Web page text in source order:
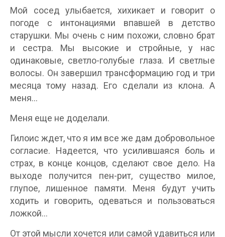
Мой сосед улыбается, хихикает и говорит о
погоде с интонациями впавшей в детство
старушки. Мы очень с ним похожи, словно брат
и сестра. Мы высокие и стройные, у нас
одинаковые, светло-голубые глаза. И светлые
волосы. Он завершил трансформацию год и три
месяца тому назад. Его сделали из клона. А
меня…
Меня еще не доделали.
Гилоис ждет, что я им все же дам добровольное
согласие. Надеется, что усилившаяся боль и
страх, в конце концов, сделают свое дело. На
выходе получится пен-рит, существо милое,
глупое, лишенное памяти. Меня будут учить
ходить и говорить, одеваться и пользоваться
ложкой…
От этой мысли хочется или самой удавиться или